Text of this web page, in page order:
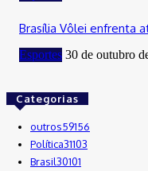
Brasília Vôlei enfrenta
Esportes 30 de outubro
Categorias
outros59156
Política31103
Brasil30101